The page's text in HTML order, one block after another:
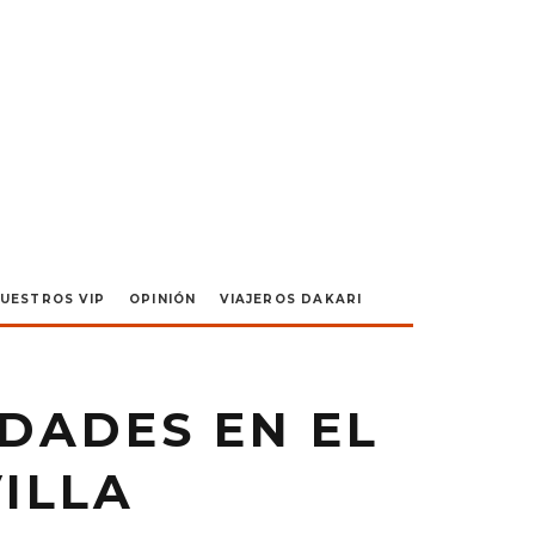
VIP OPINIÓN VIAJEROS DAKARI
EN EL